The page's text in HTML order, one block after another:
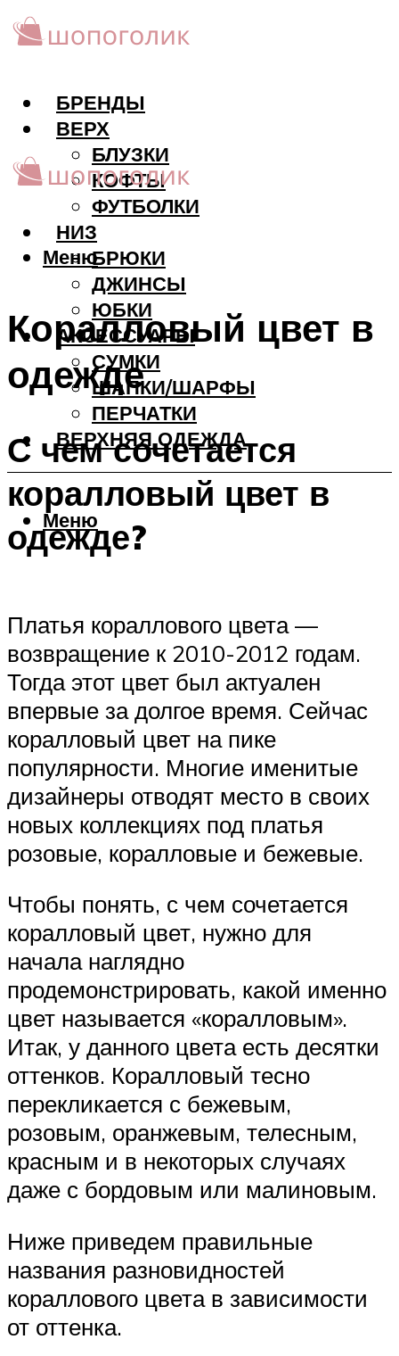
БРЕНДЫ
ВЕРХ
БЛУЗКИ
КОФТЫ
ФУТБОЛКИ
НИЗ
БРЮКИ
ДЖИНСЫ
ЮБКИ
АКCЕССУАРЫ
СУМКИ
ШАПКИ/ШАРФЫ
ПЕРЧАТКИ
ВЕРХНЯЯ ОДЕЖДА
Меню
Меню
Коралловый цвет в
одежде
С чем сочетается
коралловый цвет в
одежде?
Платья кораллового цвета —
возвращение к 2010-2012 годам.
Тогда этот цвет был актуален
впервые за долгое время. Сейчас
коралловый цвет на пике
популярности. Многие именитые
дизайнеры отводят место в своих
новых коллекциях под платья
розовые, коралловые и бежевые.
Чтобы понять, с чем сочетается
коралловый цвет, нужно для
начала наглядно
продемонстрировать, какой именно
цвет называется «коралловым».
Итак, у данного цвета есть десятки
оттенков. Коралловый тесно
перекликается с бежевым,
розовым, оранжевым, телесным,
красным и в некоторых случаях
даже с бордовым или малиновым.
Ниже приведем правильные
названия разновидностей
кораллового цвета в зависимости
от оттенка.